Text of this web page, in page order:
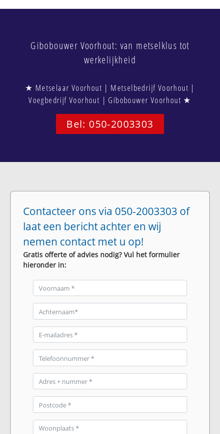
Gibobouwer Voorhout: van metselklus tot
werkelijkheid
★ Metselaar Voorhout | Metselbedrijf Voorhout |
Voegbedrijf Voorhout | Gibobouwer Voorhout ★
Bel: 050-2003303
Contacteer ons via 050-2003303 of
laat een bericht achter en wij
nemen contact met u op!
Gratis offerte of advies nodig? Vul het formulier
hieronder in: